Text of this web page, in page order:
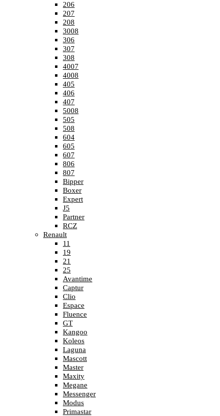
206
207
208
3008
306
307
308
4007
4008
405
406
407
5008
505
508
604
605
607
806
807
Bipper
Boxer
Expert
J5
Partner
RCZ
Renault
11
19
21
25
Avantime
Captur
Clio
Espace
Fluence
GT
Kangoo
Koleos
Laguna
Mascott
Master
Maxity
Megane
Messenger
Modus
Primastar